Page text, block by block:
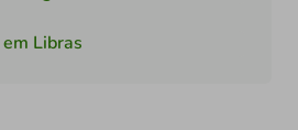
Libras